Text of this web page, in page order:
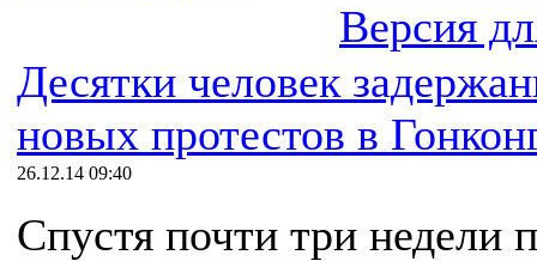
Версия
Десятки человек
новых протестов в
26.12.14 09:40
Спустя почти три недели